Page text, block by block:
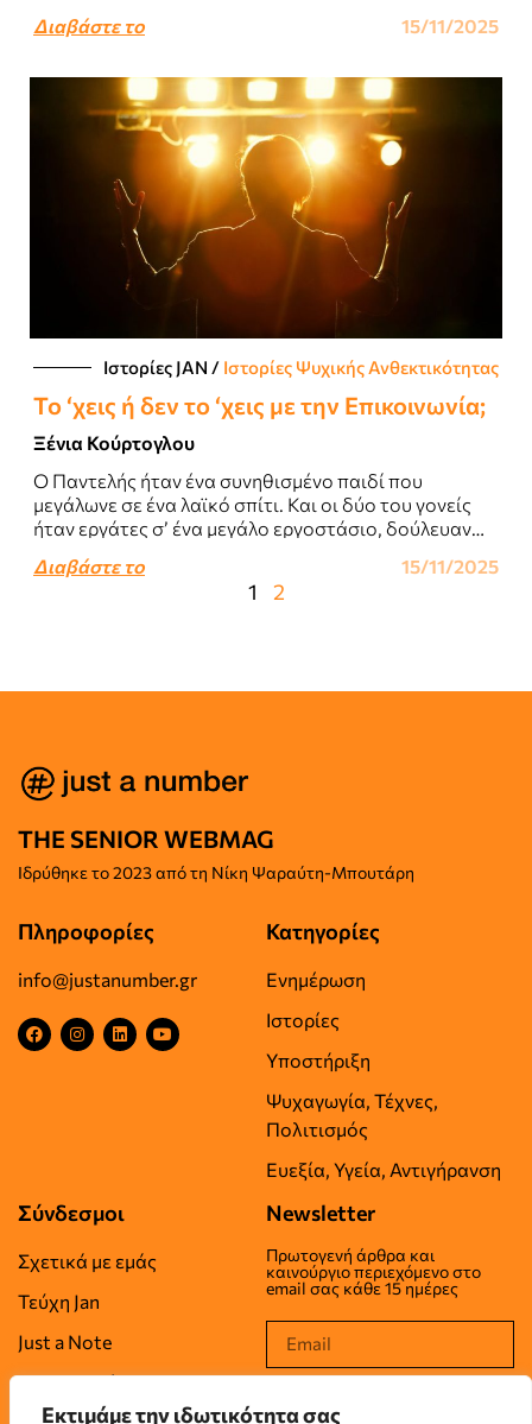
Εκτιμάμε την ιδωτικότητα σας
Διαβάστε το
15/11/2025
Ιστορίες JΑΝ / Ιστορίες Ψυχικής Ανθεκτικότητας
Το ‘χεις ή δεν το ‘χεις με την Επικοινωνία;
Ξένια Κούρτογλου
Ο Παντελής ήταν ένα συνηθισμένο παιδί που
μεγάλωνε σε ένα λαϊκό σπίτι. Και οι δύο του γονείς
ήταν εργάτες σ’ ένα μεγάλο εργοστάσιο, δούλευαν
Διαβάστε το 15/11/2025
1 2
THE SENIOR WEBMAG
Iδρύθηκε το2023 από τη Νίκη Ψαραύτη-Μπουτάρη
Πληροφορίες
info@justanumber.gr
Κατηγορίες
Ενημέρωση
Ιστορίες
Υποστήριξη
Ψυχαγωγία, Τέχνες,
Πολιτισμός
Ευεξία, Υγεία, Αντιγήρανση
Σύνδεσμοι
Σχετικά με εμάς
Τεύχη Jan
Just a Note
Επικοινωνία
Newsletter
Πρωτογενή άρθρα και
καινούργιο περιεχόμενο στο
email σας κάθε 15 ημέρες